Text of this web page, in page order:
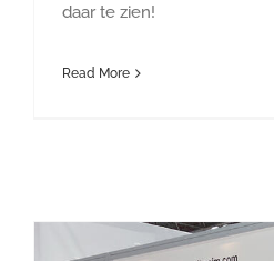
daar te zien!
Read More